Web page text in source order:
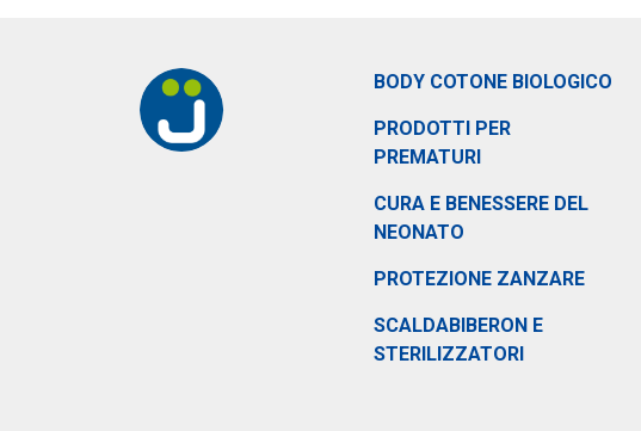
BODY COTONE BIOLOGICO
PRODOTTI PER
PREMATURI
CURA E BENESSERE DEL
NEONATO
PROTEZIONE ZANZARE
SCALDABIBERON E
STERILIZZATORI